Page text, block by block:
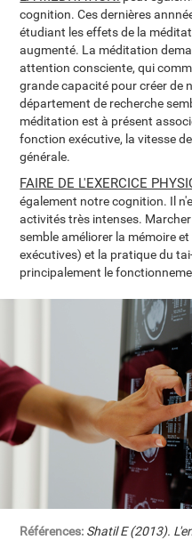
cognition. Ces dernières
étudiant les effets de la
augmenté. La méditation
attention consciente, qui
grande capacité pour créer de
département de recherche
méditation est à présent
fonction exécutive, la vitesse
générale.
FAIRE DE L'EXERCICE
également notre cognition. Il
activités très intenses.
semble améliorer la mémoire
exécutives) et la pratique du
principalement le
Références: Shatil E (2013).